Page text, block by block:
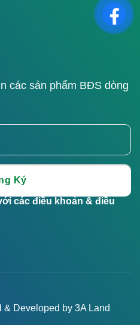
các sản phẩm BĐS dòng
các điều khoản & điều
Developed by 3A Land